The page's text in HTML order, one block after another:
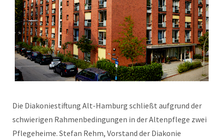
Die Diakoniestiftung Alt-Hamburg schließt aufgrund der
schwierigen Rahmenbedingungen in der Altenpflege zwei
Pflegeheime. Stefan Rehm, Vorstand der Diakonie